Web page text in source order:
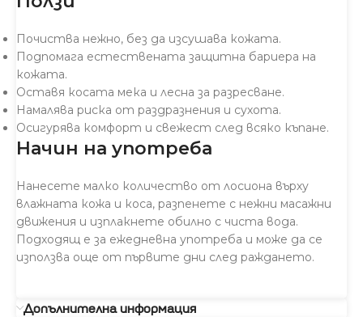
Почиства нежно, без да изсушава кожата.
Подпомага естествената защитна бариера на
кожата.
Оставя косата мека и лесна за разресване.
Намалява риска от раздразнения и сухота.
Осигурява комфорт и свежест след всяко къпане.
Начин на употреба
Нанесете малко количество от лосиона върху
влажната кожа и коса, разпенете с нежни масажни
движения и изплакнете обилно с чиста вода.
Подходящ е за ежедневна употреба и може да се
използва още от първите дни след раждането.
Допълнителна информация